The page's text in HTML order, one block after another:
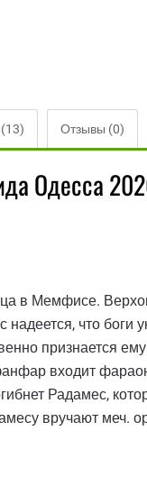
Отзывы (0)
Одесса
в Мемфисе.
что боги
признается
входит
Радамес,
вручают меч.